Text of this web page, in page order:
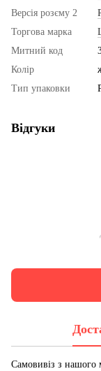
Версія розєму 2
Торгова марка
Митний код
Колір
Тип упаковки
Відгуки
Самовивіз з нашого